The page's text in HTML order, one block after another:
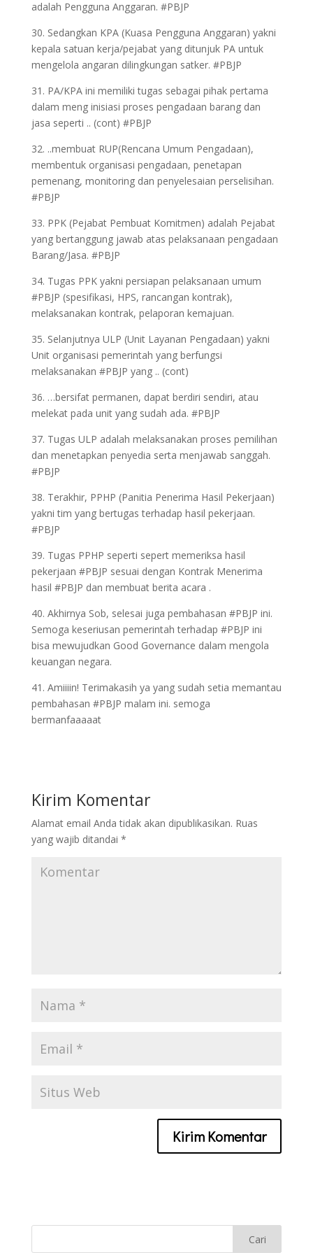
adalah Pengguna Anggaran. #PBJP
30. Sedangkan KPA (Kuasa Pengguna Anggaran) yakni
kepala satuan kerja/pejabat yang ditunjuk PA untuk
mengelola angaran dilingkungan satker. #PBJP
31. PA/KPA ini memiliki tugas sebagai pihak pertama
dalam meng inisiasi proses pengadaan barang dan
jasa seperti .. (cont) #PBJP
32. ..membuat RUP(Rencana Umum Pengadaan),
membentuk organisasi pengadaan, penetapan
pemenang, monitoring dan penyelesaian perselisihan.
#PBJP
33. PPK (Pejabat Pembuat Komitmen) adalah Pejabat
yang bertanggung jawab atas pelaksanaan pengadaan
Barang/Jasa. #PBJP
34. Tugas PPK yakni persiapan pelaksanaan umum
#PBJP (spesifikasi, HPS, rancangan kontrak),
melaksanakan kontrak, pelaporan kemajuan.
35. Selanjutnya ULP (Unit Layanan Pengadaan) yakni
Unit organisasi pemerintah yang berfungsi
melaksanakan #PBJP yang .. (cont)
36. …bersifat permanen, dapat berdiri sendiri, atau
melekat pada unit yang sudah ada. #PBJP
37. Tugas ULP adalah melaksanakan proses pemilihan
dan menetapkan penyedia serta menjawab sanggah.
#PBJP
38. Terakhir, PPHP (Panitia Penerima Hasil Pekerjaan)
yakni tim yang bertugas terhadap hasil pekerjaan.
#PBJP
39. Tugas PPHP seperti sepert memeriksa hasil
pekerjaan #PBJP sesuai dengan Kontrak Menerima
hasil #PBJP dan membuat berita acara .
40. Akhirnya Sob, selesai juga pembahasan #PBJP ini.
Semoga keseriusan pemerintah terhadap #PBJP ini
bisa mewujudkan Good Governance dalam mengola
keuangan negara.
41. Amiiiin! Terimakasih ya yang sudah setia memantau
pembahasan #PBJP malam ini. semoga
bermanfaaaaat
Kirim Komentar
Alamat email Anda tidak akan dipublikasikan. Ruas
yang wajib ditandai *